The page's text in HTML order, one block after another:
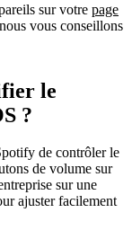
sur votre page
vous conseillons
le
?
de contrôler le
de volume sur
sur une
ajuster facilement